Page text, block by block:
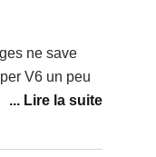
ne save
V6 un peu
avec le plein
siège